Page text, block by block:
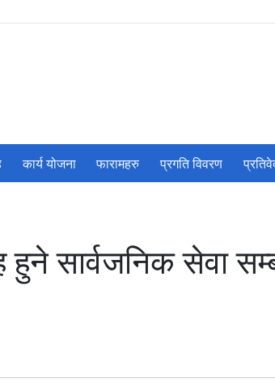
कार्य योजना फारामहरु प्रगति विवरण
हुने सार्वजनिक सेवा